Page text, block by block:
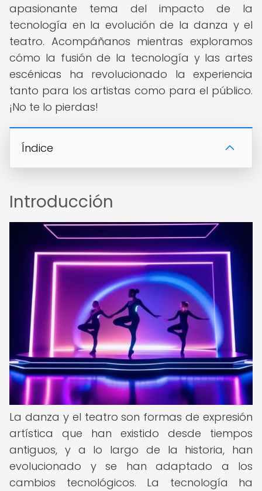
apasionante tema del impacto de la
tecnología en la evolución de la danza y el
teatro. Acompáñanos mientras exploramos
cómo la fusión de la tecnología y las artes
escénicas ha revolucionado la experiencia
tanto para los artistas como para el público.
¡No te lo pierdas!
Índice
Introducción
La danza y el teatro son formas de expresión
artística que han existido desde tiempos
antiguos, y a lo largo de la historia, han
evolucionado y se han adaptado a los
cambios tecnológicos. La tecnología ha